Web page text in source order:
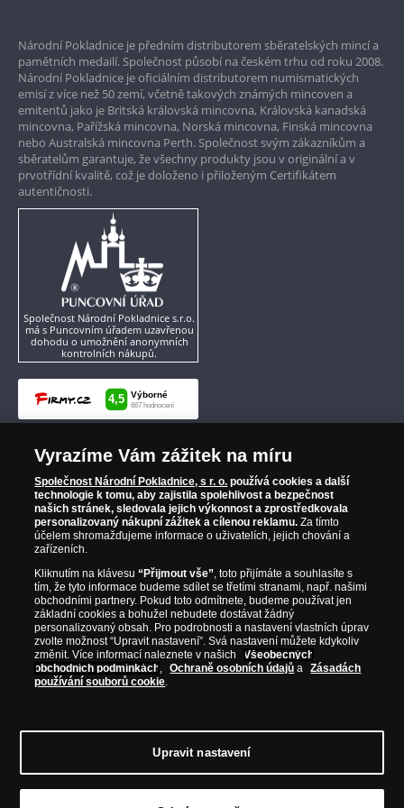
Garance nejvyšší kvality
Pouze originální produkty
Národní Pokladnice je předním distributorem sběratelských mincí a
pamětních medailí. Společnost působí na českém trhu od roku 2008.
Národní Pokladnice je oficiálním distributorem numismatických
emisí z více než 50 zemí, včetně takových známých mincoven a
emitentů jako je Britská královská mincovna, Královská kanadská
mincovna, Pařížská mincovna, Norská mincovna, Finská mincovna
nebo Australská mincovna Perth. Společnost svým zákazníkům a
sběratelům garantuje, že všechny produkty jsou v originální a v
prvotřídní kvalitě, což je doloženo i přiloženým Certifikátem
autentičnosti.
Společnost Národní Pokladnice s.r.o.
má s Puncovním úřadem uzavřenou
dohodu o umožnění anonymních
kontrolních nákupů.
Vyrazíme Vám zážitek na míru
Společnost Národní Pokladnice, s r. o. používá cookies a další
technologie k tomu, aby zajistila spolehlivost a bezpečnost
našich stránek, sledovala jejich výkonnost a zprostředkovala
personalizovaný nákupní zážitek a cílenou reklamu. Za tímto
účelem shromažďujeme informace o uživatelích, jejich chování a
zařízeních.
Kliknutím na klávesu“Přijmout vše”, toto přijímáte a souhlasíte s
tím, že tyto informace budeme sdílet se třetími stranami, např. našimi
obchodními partnery. Pokud toto odmítnete, budeme používat jen
základní cookies a bohužel nebudete dostávat žádný
personalizovaný obsah. Pro podrobnosti a nastavení vlastních úprav
zvolte možnost “Upravit nastavení”. Svá nastavení můžete kdykoliv
změnit. Více informací naleznete v našich
Všeobecných
obchodních podmínkách , Ochraně osobních údajů a
Zásadách
používání souborů cookie.
Upravit nastavení